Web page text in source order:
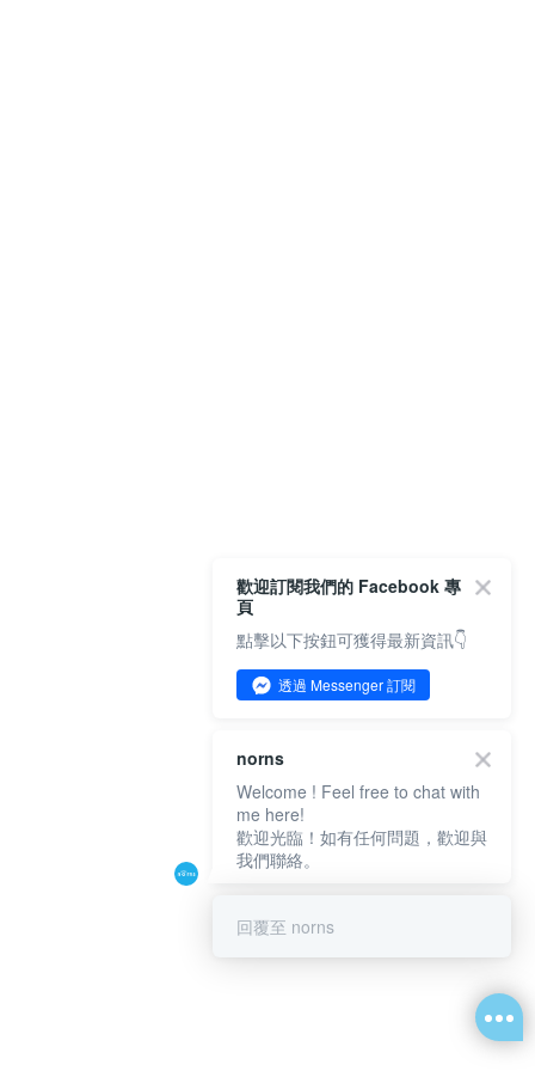
歡迎訂閱我們的 Facebook 專
頁
點擊以下按鈕可獲得最新資訊👇
透過 Messenger 訂閱
norns
Welcome ! Feel free to chat with
me here!
歡迎光臨！如有任何問題，歡迎與
我們聯絡。
回覆至 norns